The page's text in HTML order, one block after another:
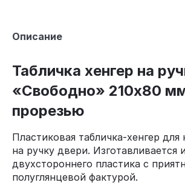
Описание
Табличка хенгер на
«Свободно» 210х80
прорезью
Пластиковая табличка-хенгер
на ручку двери. Изготавливается
двухстороннего пластика с
полуглянцевой фактурой.